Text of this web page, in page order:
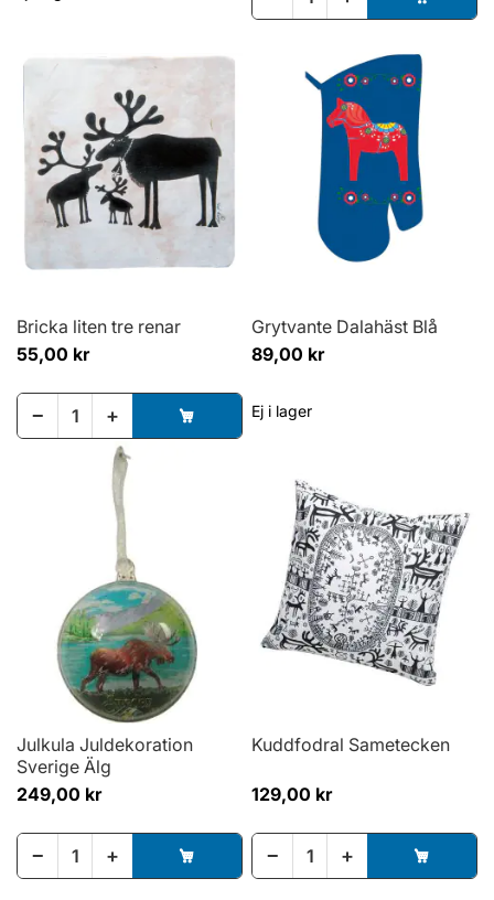
Bricka liten tre renar
55,00 kr
− +
Grytvante Dalahäst Blå
89,00 kr
Ej i lager
Julkula Juldekoration
Sverige Älg
249,00 kr
− +
Kuddfodral Sametecken
129,00 kr
− +